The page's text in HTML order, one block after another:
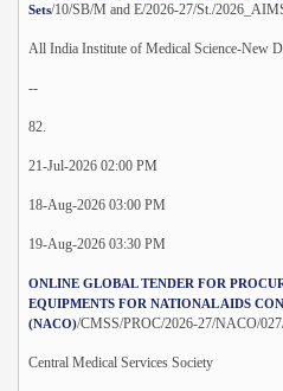
Sets/10/SB/M and E/2026-27/St./
All India Institute of Medical Science-New
--
82.
21-Jul-2026 02:00 PM
18-Aug-2026 03:00 PM
19-Aug-2026 03:30 PM
ONLINE GLOBAL TENDER FOR
EQUIPMENTS FOR NATIONAL AIDS
(NACO)/CMSS/PROC/2026-27/NACO/
Central Medical Services Society